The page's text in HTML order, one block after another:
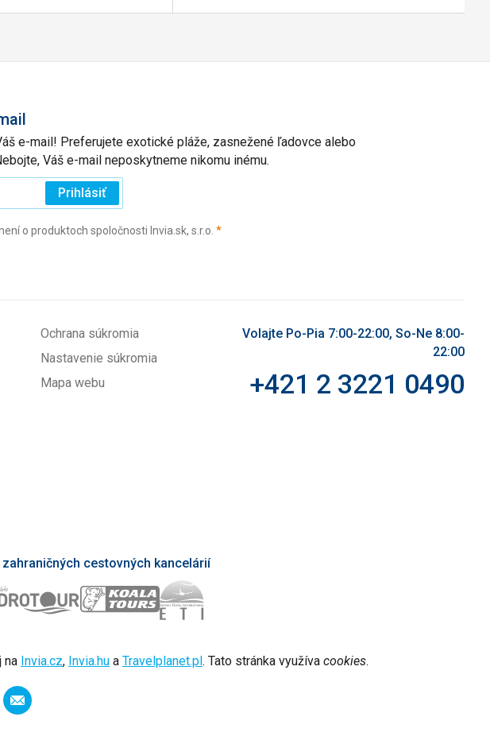
e-mail! Preferujete exotické pláže, zasnežené ľadovce alebo
Váš e-mail neposkytneme nikomu inému.
Prihlásiť
o produktoch spoločnosti Invia.sk, s.r.o. *(povinné)
Ochrana súkromia
Nastavenie súkromia
Mapa webu
Volajte Po-Pia 7:00-22:00, So-Ne 8:00-
22:00
+421 2 3221 0490
cestovných kancelárií
na Invia.cz, Invia.hu a Travelplanet.pl. Tato stránka využíva cookies.
Odporučiť